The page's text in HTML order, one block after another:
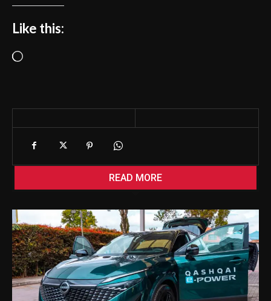
Like this:
L
d
READ MORE